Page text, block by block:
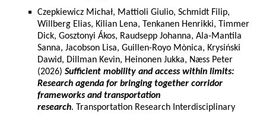
Czepkiewicz Michał, Mattioli Giulio, Schmidt Filip,
Willberg Elias, Kilian Lena, Tenkanen Henrikki, Timmer
Dick, Gosztonyi Ákos, Raudsepp Johanna, Ala-Mantila
Sanna, Jacobson Lisa, Guillen-Royo Mònica, Krysiński
Dawid, Dillman Kevin, Heinonen Jukka, Næss Peter
(2026) Sufficient mobility and access within limits:
Research agenda for bringing together corridor
frameworks and transportation
research. Transportation Research Interdisciplinary